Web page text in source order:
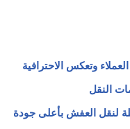
وتعكس الاحترافية
النقل
لنقل العفش بأعلى جودة